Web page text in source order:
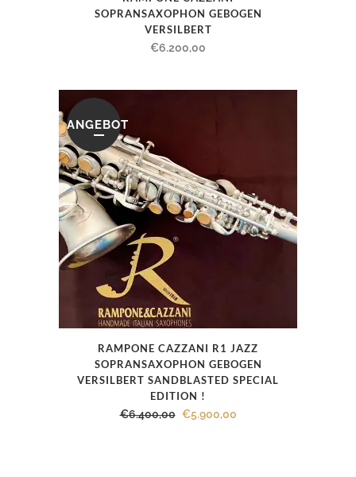
SOPRANSAXOPHON GEBOGEN
VERSILBERT
€6.200,00
ANGEBOT
RAMPONE CAZZANI R1 JAZZ
SOPRANSAXOPHON GEBOGEN
VERSILBERT SANDBLASTED SPECIAL
EDITION !
€6.400,00 Ursprünglicher
€5.900,00Aktueller